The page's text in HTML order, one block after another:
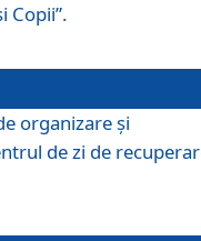
Copii”.
organizare şi
de zi de